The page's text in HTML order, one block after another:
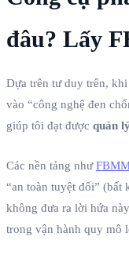
đâu? Lấy
Dựa trên tư duy trên,
vào “công nghệ đen
giúp tôi đạt được quản
Các nền tảng như
“an toàn tuyệt đối” (bất
không đưa ra lời hứa
trong vận hành quy mô